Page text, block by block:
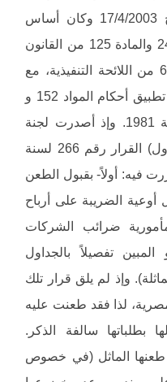
أموال، صادر برقم 5062 بتاريخ 17/4/2003 وكان أساس
الربط الفقرة الأولى من المادة 24 والمادة 125 من القانون
رقم 157 لسنة 1981 والمادة 64 من اللائحة التنفيذية، مع
حفظ حق مأمورية الضرائب في تطبيق أحكام المواد 152 و
153 من القانون رقم 157 لسنة 1981. وإذ أصدرت لجنة
الطعن (اللجنة الثانية بالقطاع الأول) القرار رقم 266 لسنة
ضريبي 197/26) وقررت فيه: أولاً- بقبول الطعن
أوعية الضريبة على أرباح
ضرائب الشركات
تفصيلاً بالجداول
وإذ لم يلق قرار تلك
لذا فقد طعنت عليه
بطلباتها سالفة الذكر.
طعنها الماثل (في خصوص